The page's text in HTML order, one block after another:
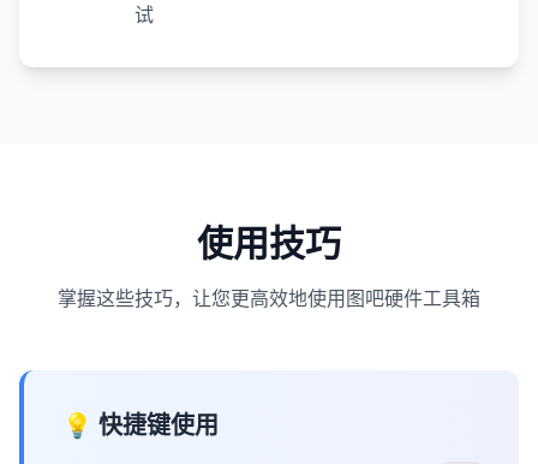
试
使用技巧
掌握这些技巧，让您更高效地使用图吧硬件工具箱
💡 快捷键使用